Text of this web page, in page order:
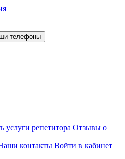
телефоны
услуги репетитора Отзывы о
контакты Войти в кабинет